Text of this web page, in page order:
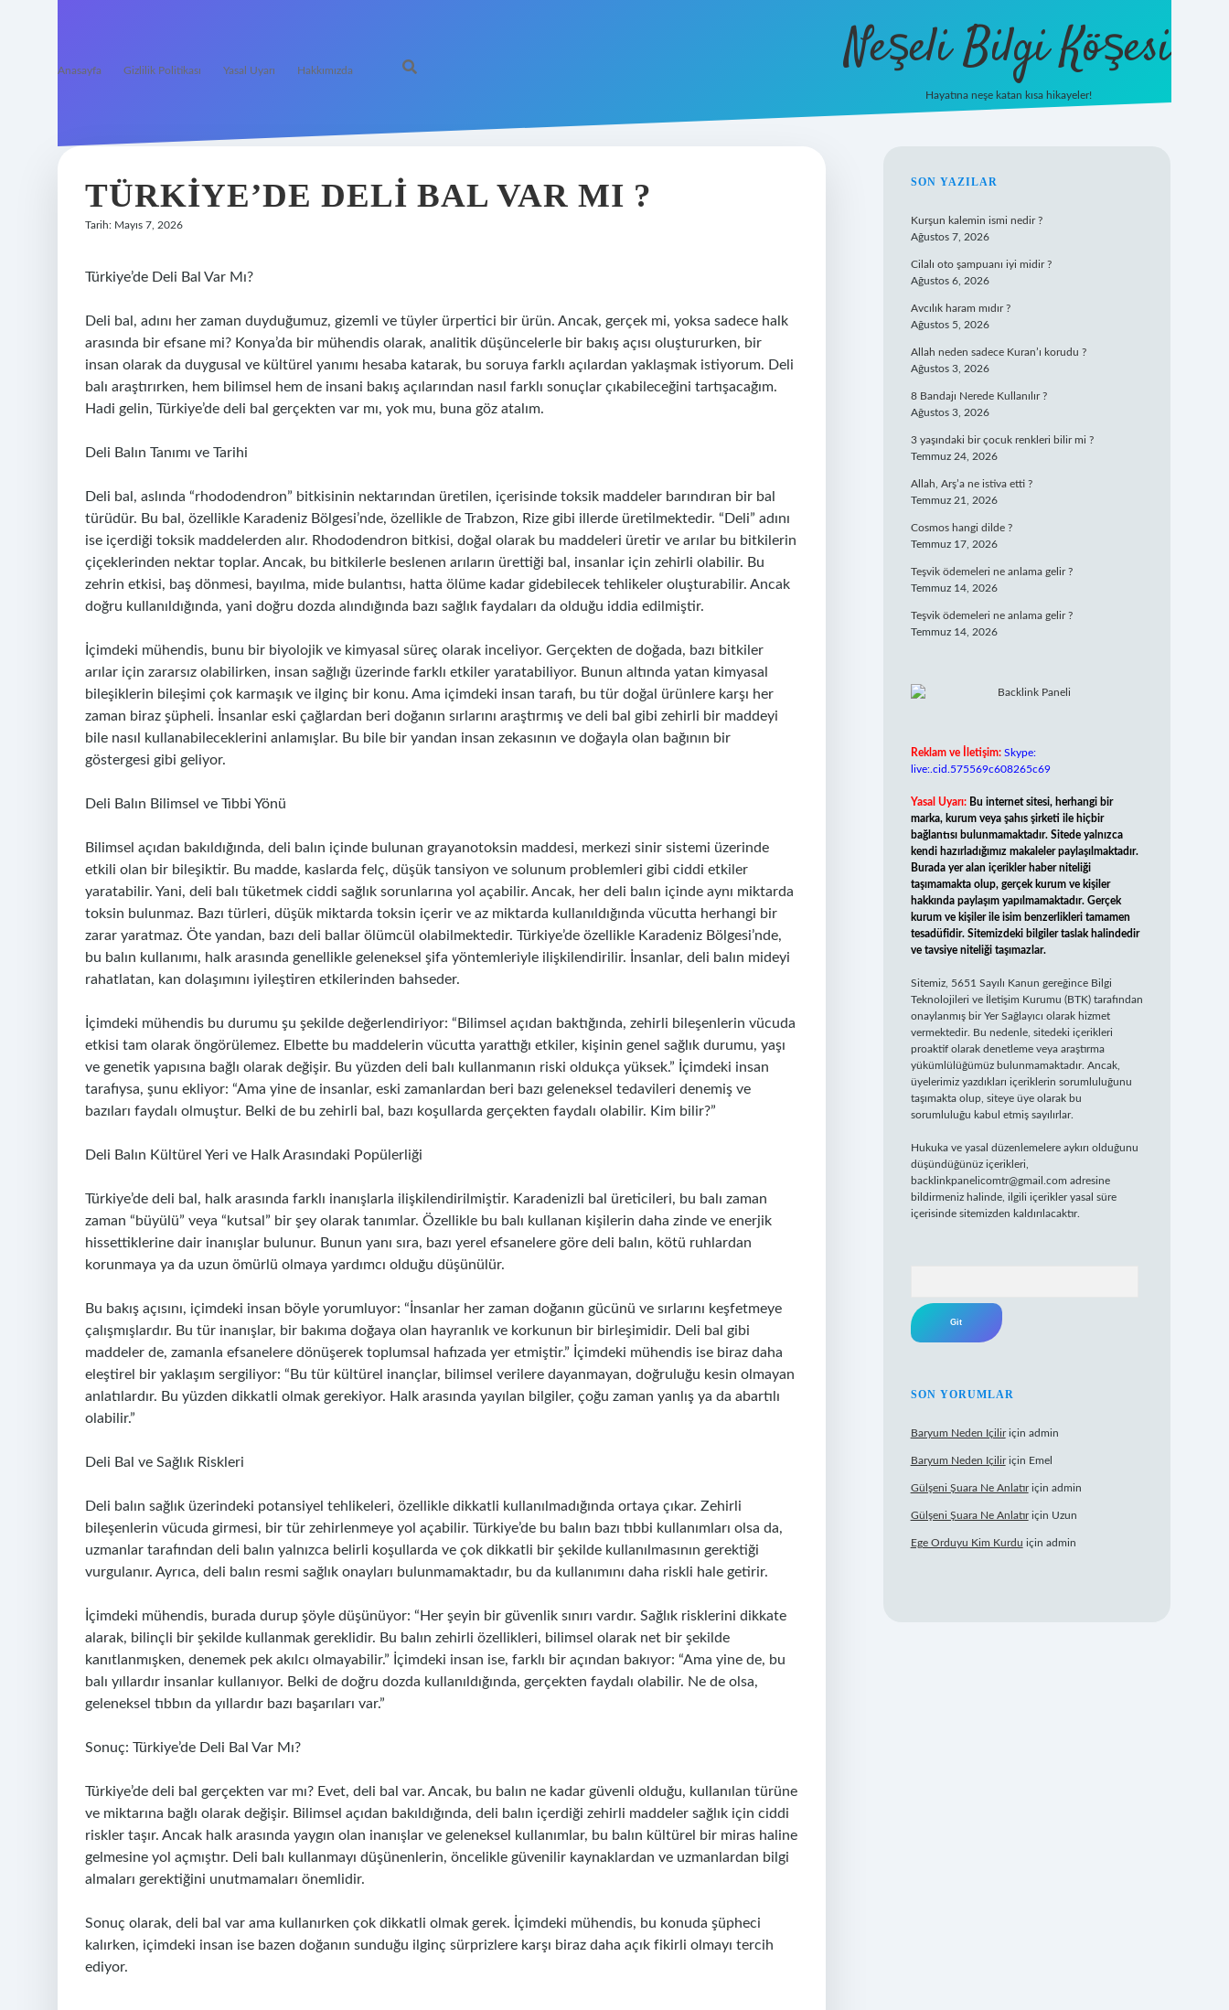
Anasayfa Gizlilik Politikası Yasal Uyarı Hakkımızda Neşeli Bilgi Köşesi
Hayatına neşe katan kısa hikayeler!
TÜRKIYE’DE DELI BAL VAR MI ?
Tarih: Mayıs 7, 2026
Türkiye’de Deli Bal Var Mı?
Deli bal, adını her zaman duyduğumuz, gizemli ve tüyler ürpertici bir ürün. Ancak, gerçek mi, yoksa sadece halk
arasında bir efsane mi? Konya’da bir mühendis olarak, analitik düşüncelerle bir bakış açısı oluştururken, bir
insan olarak da duygusal ve kültürel yanımı hesaba katarak, bu soruya farklı açılardan yaklaşmak istiyorum. Deli
balı araştırırken, hem bilimsel hem de insani bakış açılarından nasıl farklı sonuçlar çıkabileceğini tartışacağım.
Hadi gelin, Türkiye’de deli bal gerçekten var mı, yok mu, buna göz atalım.
Deli Balın Tanımı ve Tarihi
Deli bal, aslında “rhododendron” bitkisinin nektarından üretilen, içerisinde toksik maddeler barındıran bir bal
türüdür. Bu bal, özellikle Karadeniz Bölgesi’nde, özellikle de Trabzon, Rize gibi illerde üretilmektedir. “Deli” adını
ise içerdiği toksik maddelerden alır. Rhododendron bitkisi, doğal olarak bu maddeleri üretir ve arılar bu bitkilerin
çiçeklerinden nektar toplar. Ancak, bu bitkilerle beslenen arıların ürettiği bal, insanlar için zehirli olabilir. Bu
zehrin etkisi, baş dönmesi, bayılma, mide bulantısı, hatta ölüme kadar gidebilecek tehlikeler oluşturabilir. Ancak
doğru kullanıldığında, yani doğru dozda alındığında bazı sağlık faydaları da olduğu iddia edilmiştir.
İçimdeki mühendis, bunu bir biyolojik ve kimyasal süreç olarak inceliyor. Gerçekten de doğada, bazı bitkiler
arılar için zararsız olabilirken, insan sağlığı üzerinde farklı etkiler yaratabiliyor. Bunun altında yatan kimyasal
bileşiklerin bileşimi çok karmaşık ve ilginç bir konu. Ama içimdeki insan tarafı, bu tür doğal ürünlere karşı her
zaman biraz şüpheli. İnsanlar eski çağlardan beri doğanın sırlarını araştırmış ve deli bal gibi zehirli bir maddeyi
bile nasıl kullanabileceklerini anlamışlar. Bu bile bir yandan insan zekasının ve doğayla olan bağının bir
göstergesi gibi geliyor.
Deli Balın Bilimsel ve Tıbbi Yönü
Bilimsel açıdan bakıldığında, deli balın içinde bulunan grayanotoksin maddesi, merkezi sinir sistemi üzerinde
etkili olan bir bileşiktir. Bu madde, kaslarda felç, düşük tansiyon ve solunum problemleri gibi ciddi etkiler
yaratabilir. Yani, deli balı tüketmek ciddi sağlık sorunlarına yol açabilir. Ancak, her deli balın içinde aynı miktarda
toksin bulunmaz. Bazı türleri, düşük miktarda toksin içerir ve az miktarda kullanıldığında vücutta herhangi bir
zarar yaratmaz. Öte yandan, bazı deli ballar ölümcül olabilmektedir. Türkiye’de özellikle Karadeniz Bölgesi’nde,
bu balın kullanımı, halk arasında genellikle geleneksel şifa yöntemleriyle ilişkilendirilir. İnsanlar, deli balın mideyi
rahatlatan, kan dolaşımını iyileştiren etkilerinden bahseder.
İçimdeki mühendis bu durumu şu şekilde değerlendiriyor: “Bilimsel açıdan baktığında, zehirli bileşenlerin vücuda
etkisi tam olarak öngörülemez. Elbette bu maddelerin vücutta yarattığı etkiler, kişinin genel sağlık durumu, yaşı
ve genetik yapısına bağlı olarak değişir. Bu yüzden deli balı kullanmanın riski oldukça yüksek.” İçimdeki insan
tarafıysa, şunu ekliyor: “Ama yine de insanlar, eski zamanlardan beri bazı geleneksel tedavileri denemiş ve
bazıları faydalı olmuştur. Belki de bu zehirli bal, bazı koşullarda gerçekten faydalı olabilir. Kim bilir?”
Deli Balın Kültürel Yeri ve Halk Arasındaki Popülerliği
Türkiye’de deli bal, halk arasında farklı inanışlarla ilişkilendirilmiştir. Karadenizli bal üreticileri, bu balı zaman
zaman “büyülü” veya “kutsal” bir şey olarak tanımlar. Özellikle bu balı kullanan kişilerin daha zinde ve enerjik
hissettiklerine dair inanışlar bulunur. Bunun yanı sıra, bazı yerel efsanelere göre deli balın, kötü ruhlardan
korunmaya ya da uzun ömürlü olmaya yardımcı olduğu düşünülür.
Bu bakış açısını, içimdeki insan böyle yorumluyor: “İnsanlar her zaman doğanın gücünü ve sırlarını keşfetmeye
çalışmışlardır. Bu tür inanışlar, bir bakıma doğaya olan hayranlık ve korkunun bir birleşimidir. Deli bal gibi
maddeler de, zamanla efsanelere dönüşerek toplumsal hafızada yer etmiştir.” İçimdeki mühendis ise biraz daha
eleştirel bir yaklaşım sergiliyor: “Bu tür kültürel inançlar, bilimsel verilere dayanmayan, doğruluğu kesin olmayan
anlatılardır. Bu yüzden dikkatli olmak gerekiyor. Halk arasında yayılan bilgiler, çoğu zaman yanlış ya da abartılı
olabilir.”
Deli Bal ve Sağlık Riskleri
Deli balın sağlık üzerindeki potansiyel tehlikeleri, özellikle dikkatli kullanılmadığında ortaya çıkar. Zehirli
bileşenlerin vücuda girmesi, bir tür zehirlenmeye yol açabilir. Türkiye’de bu balın bazı tıbbi kullanımları olsa da,
uzmanlar tarafından deli balın yalnızca belirli koşullarda ve çok dikkatli bir şekilde kullanılmasının gerektiği
vurgulanır. Ayrıca, deli balın resmi sağlık onayları bulunmamaktadır, bu da kullanımını daha riskli hale getirir.
İçimdeki mühendis, burada durup şöyle düşünüyor: “Her şeyin bir güvenlik sınırı vardır. Sağlık risklerini dikkate
alarak, bilinçli bir şekilde kullanmak gereklidir. Bu balın zehirli özellikleri, bilimsel olarak net bir şekilde
kanıtlanmışken, denemek pek akılcı olmayabilir.” İçimdeki insan ise, farklı bir açından bakıyor: “Ama yine de, bu
balı yıllardır insanlar kullanıyor. Belki de doğru dozda kullanıldığında, gerçekten faydalı olabilir. Ne de olsa,
geleneksel tıbbın da yıllardır bazı başarıları var.”
Sonuç: Türkiye’de Deli Bal Var Mı?
Türkiye’de deli bal gerçekten var mı? Evet, deli bal var. Ancak, bu balın ne kadar güvenli olduğu, kullanılan türüne
ve miktarına bağlı olarak değişir. Bilimsel açıdan bakıldığında, deli balın içerdiği zehirli maddeler sağlık için ciddi
riskler taşır. Ancak halk arasında yaygın olan inanışlar ve geleneksel kullanımlar, bu balın kültürel bir miras haline
gelmesine yol açmıştır. Deli balı kullanmayı düşünenlerin, öncelikle güvenilir kaynaklardan ve uzmanlardan bilgi
almaları gerektiğini unutmamaları önemlidir.
Sonuç olarak, deli bal var ama kullanırken çok dikkatli olmak gerek. İçimdeki mühendis, bu konuda şüpheci
kalırken, içimdeki insan ise bazen doğanın sunduğu ilginç sürprizlere karşı biraz daha açık fikirli olmayı tercih
ediyor.
SIDEBAR
SON YAZILAR
Kurşun kalemin ismi nedir ?
Ağustos 7, 2026
Cilalı oto şampuanı iyi midir ?
Ağustos 6, 2026
Avcılık haram mıdır ?
Ağustos 5, 2026
Allah neden sadece Kuran’ı korudu ?
Ağustos 3, 2026
8 Bandajı Nerede Kullanılır ?
Ağustos 3, 2026
3 yaşındaki bir çocuk renkleri bilir mi ?
Temmuz 24, 2026
Allah, Arş’a ne istiva etti ?
Temmuz 21, 2026
Cosmos hangi dilde ?
Temmuz 17, 2026
Teşvik ödemeleri ne anlama gelir ?
Temmuz 14, 2026
Teşvik ödemeleri ne anlama gelir ?
Temmuz 14, 2026
Reklam ve İletişim: Skype:
live:.cid.575569c608265c69
Yasal Uyarı: Bu internet sitesi, herhangi bir
marka, kurum veya şahıs şirketi ile hiçbir
bağlantısı bulunmamaktadır. Sitede yalnızca
kendi hazırladığımız makaleler paylaşılmaktadır.
Burada yer alan içerikler haber niteliği
taşımamakta olup, gerçek kurum ve kişiler
hakkında paylaşım yapılmamaktadır. Gerçek
kurum ve kişiler ile isim benzerlikleri tamamen
tesadüfidir. Sitemizdeki bilgiler taslak halindedir
ve tavsiye niteliği taşımazlar.
Sitemiz, 5651 Sayılı Kanun gereğince Bilgi
Teknolojileri ve İletişim Kurumu (BTK) tarafından
onaylanmış bir Yer Sağlayıcı olarak hizmet
vermektedir. Bu nedenle, sitedeki içerikleri
proaktif olarak denetleme veya araştırma
yükümlülüğümüz bulunmamaktadır. Ancak,
üyelerimiz yazdıkları içeriklerin sorumluluğunu
taşımakta olup, siteye üye olarak bu
sorumluluğu kabul etmiş sayılırlar.
Hukuka ve yasal düzenlemelere aykırı olduğunu
düşündüğünüz içerikleri,
backlinkpanelicomtr@gmail.com adresine
bildirmeniz halinde, ilgili içerikler yasal süre
içerisinde sitemizden kaldırılacaktır.
SON YORUMLAR
Baryum Neden Içiliriçin admin
Baryum Neden Içiliriçin Emel
Gülşeni Şuara Ne Anlatıriçin admin
Gülşeni Şuara Ne Anlatıriçin Uzun
Ege Orduyu Kim Kurdu için admin